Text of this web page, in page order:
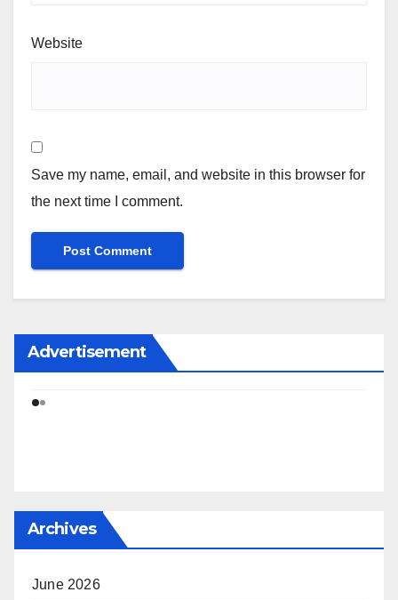
Website
Save my name, email, and website in this browser for
the next time I comment.
Advertisement
Archives
June 2026